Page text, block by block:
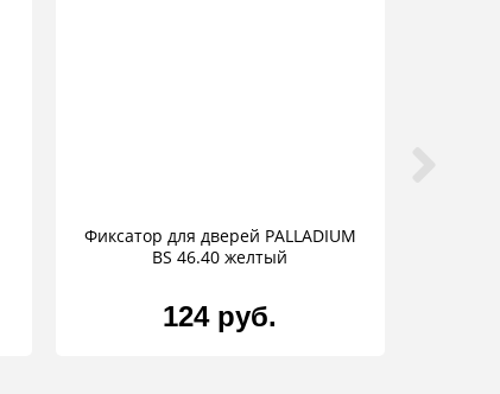
Фиксатор для дверей PALLADIUM
BS 46.40 желтый
124 руб.